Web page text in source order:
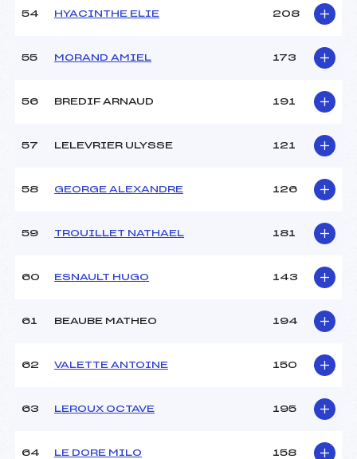
54 HYACINTHE ELIE 208
55 MORAND AMIEL 173
56 BREDIF ARNAUD 191
57 LELEVRIER ULYSSE 121
58 GEORGE ALEXANDRE 126
59 TROUILLET NATHAEL 181
60 ESNAULT HUGO 143
61 BEAUBE MATHEO 194
62 VALETTE ANTOINE 150
63 LEROUX OCTAVE 195
64 LE DORE MILO 158